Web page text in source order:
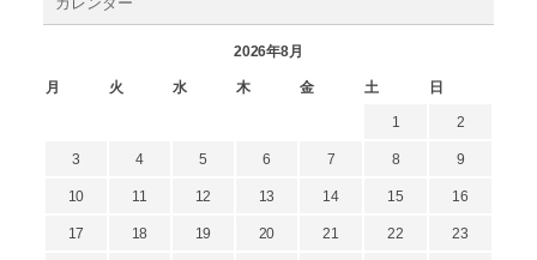
2026年8月
月 火 水 木 金 土 日
1 2
3 4 5 6 7 8 9
10 11 12 13 14 15 16
17 18 19 20 21 22 23